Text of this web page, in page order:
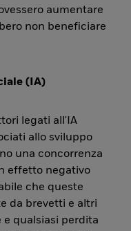
aumentare
non beneficiare
(IA)
legati all'IA
allo sviluppo
una concorrenza
effetto negativo
che queste
da brevetti e altri
qualsiasi perdita